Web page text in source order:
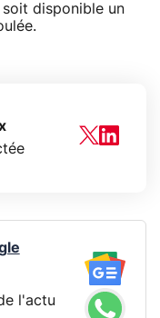
disponible un
l'actu